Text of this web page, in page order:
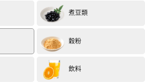
が使用されているので柚子胡椒を入れ
がしっかりして、とても美味しかった
との相性も抜群でした！！（試食モニ
煮豆類
穀粉
飲料